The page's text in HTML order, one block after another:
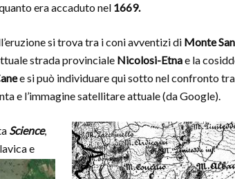
era accaduto nel 1669.
si trova tra i coni avventizi di Monte
strada provinciale Nicolosi-Etnae la
e si può individuare qui sotto nel confronto
e l’immagine satellitare attuale (da Google).
Science,
e